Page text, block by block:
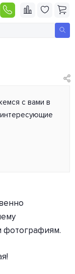
с вами в
фотографиям.